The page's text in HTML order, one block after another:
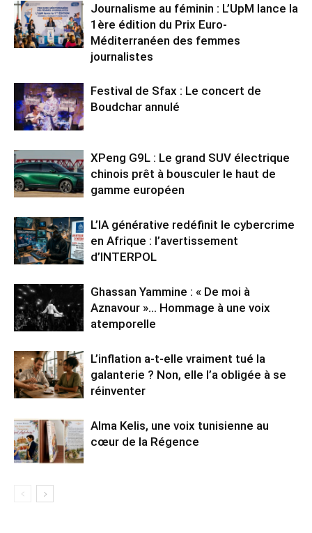
Journalisme au féminin : L’UpM lance la
1ère édition du Prix Euro-
Méditerranéen des femmes
journalistes
Festival de Sfax : Le concert de
Boudchar annulé
XPeng G9L : Le grand SUV électrique
chinois prêt à bousculer le haut de
gamme européen
L’IA générative redéfinit le cybercrime
en Afrique : l’avertissement
d’INTERPOL
Ghassan Yammine : « De moi à
Aznavour »… Hommage à une voix
atemporelle
L’inflation a-t-elle vraiment tué la
galanterie ? Non, elle l’a obligée à se
réinventer
Alma Kelis, une voix tunisienne au
cœur de la Régence